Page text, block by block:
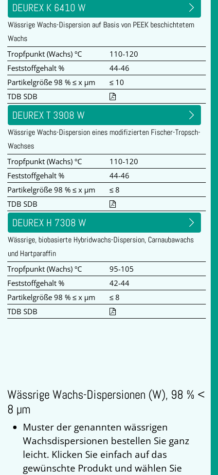
DEUREX K 6410 W
Wässrige Wachs-Dispersion auf Basis von PEEK beschichtetem
Wachs
Tropfpunkt (Wachs) °C
110-120
Feststoffgehalt %
44-46
Partikelgröße 98 % ≤ x µm
≤ 10
TDB SDB
DEUREX T 3908 W
Wässrige Wachs-Dispersion eines modifizierten Fischer-Tropsch-
Wachses
Tropfpunkt (Wachs) °C
110-120
Feststoffgehalt %
44-46
Partikelgröße 98 % ≤ x µm
≤ 8
TDB SDB
DEUREX H 7308 W
Wässrige, biobasierte Hybridwachs-Dispersion, Carnaubawachs
und Hartparaffin
Tropfpunkt (Wachs) °C
95-105
Feststoffgehalt %
42-44
Partikelgröße 98 % ≤ x µm
≤ 8
TDB SDB
Wässrige Wachs-Dispersionen (W), 98 % <
8 µm
Muster der genannten wässrigen
Wachsdispersionen bestellen Sie ganz
leicht. Klicken Sie einfach auf das
gewünschte Produkt und wählen Sie